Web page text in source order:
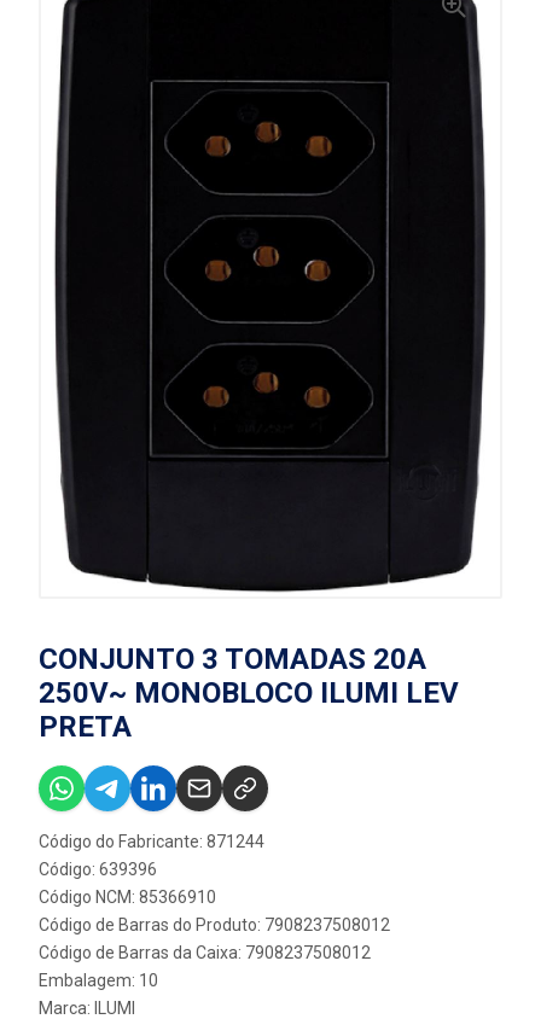
CONJUNTO 3 TOMADAS 20A
250V~ MONOBLOCO ILUMI LEV
PRETA
Código do Fabricante: 871244
Código: 639396
Código NCM: 85366910
Código de Barras do Produto: 7908237508012
Código de Barras da Caixa: 7908237508012
Embalagem: 10
Marca: ILUMI